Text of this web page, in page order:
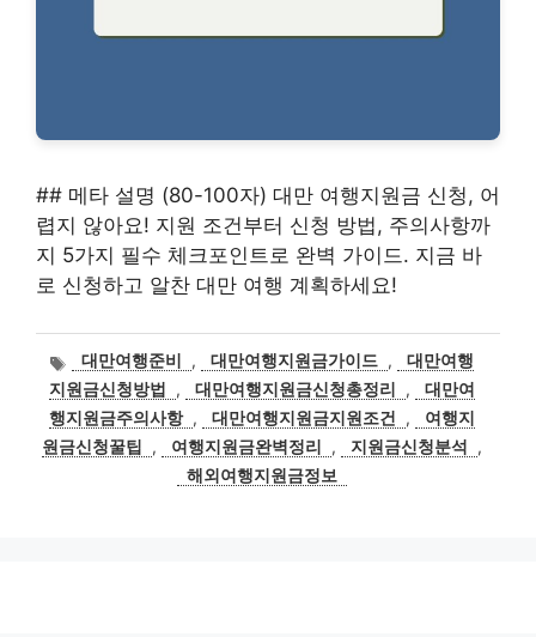
## 메타 설명 (80-100자) 대만 여행지원금 신청, 어
렵지 않아요! 지원 조건부터 신청 방법, 주의사항까
지 5가지 필수 체크포인트로 완벽 가이드. 지금 바
로 신청하고 알찬 대만 여행 계획하세요!
태
그
대만여행준비 , 대만여행지원금가이드 ,
대만여행
지원금신청방법
, 대만여행지원금신청총정리 ,
대만여
행지원금주의사항 , 대만여행지원금지원조건 ,
여행지
원금신청꿀팁
, 여행지원금완벽정리 , 지원금신청분석
,
해외여행지원금정보